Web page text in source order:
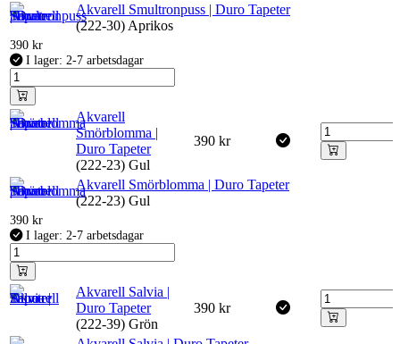
Akvarell Smultronpuss | Duro Tapeter
(222-30) Aprikos
390 kr
I lager: 2-7 arbetsdagar
Akvarell
Smörblomma |
Duro Tapeter
(222-23) Gul
390 kr
Akvarell Smörblomma | Duro Tapeter
(222-23) Gul
390 kr
I lager: 2-7 arbetsdagar
Akvarell Salvia |
Duro Tapeter
(222-39) Grön
390 kr